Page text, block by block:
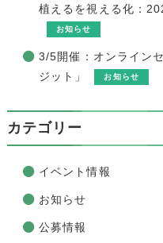
植えるを視える化：
お知らせ
3/5開催：オンライン
ジット」
お知らせ
カテゴリー
イベント情報
お知らせ
公募情報